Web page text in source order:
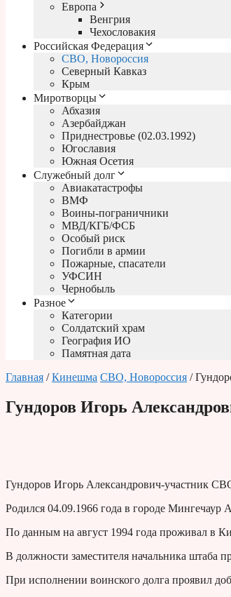
Европа
Венгрия
Чехословакия
Российская Федерация
СВО, Новороссия
Северный Кавказ
Крым
Миротворцы
Абхазия
Азербайджан
Приднестровье (02.03.1992)
Югославия
Южная Осетия
Служебный долг
Авиакатастрофы
ВМФ
Воины-пограничники
МВД/КГБ/ФСБ
Особый риск
Погибли в армии
Пожарные, спасатели
УФСИН
Чернобыль
Разное
Категории
Солдатский храм
География ИО
Памятная дата
Главная /Кинешма СВО, Новороссия /
Гундоров Игорь
Гундоров Игорь Александрович-участник
Родился 04.09.1966 года в городе Мингечаур
По данным на август 1994 года проживал в
В должности заместителя начальника штаба
При исполнении воинского долга проявил